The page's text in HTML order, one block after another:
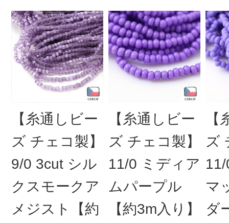
【糸通しビー
ズ チェコ製】
9/0 3cut シル
クスモークア
メジスト【約
【糸通しビー
ズ チェコ製】
11/0 ミディア
ムパープル
【約3m入り】
ズ
マ
ダ